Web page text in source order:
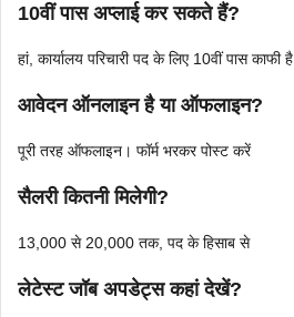
10वीं पास अप्लाई कर सकते हैं?
हां, कार्यालय परिचारी पद के लिए 10वीं पास काफी है
आवेदन ऑनलाइन है या ऑफलाइन?
पूरी तरह ऑफलाइन। फॉर्म भरकर पोस्ट करें
सैलरी कितनी मिलेगी?
13,000 से 20,000 तक, पद के हिसाब से
लेटेस्ट जॉब अपडेट्स कहां देखें?